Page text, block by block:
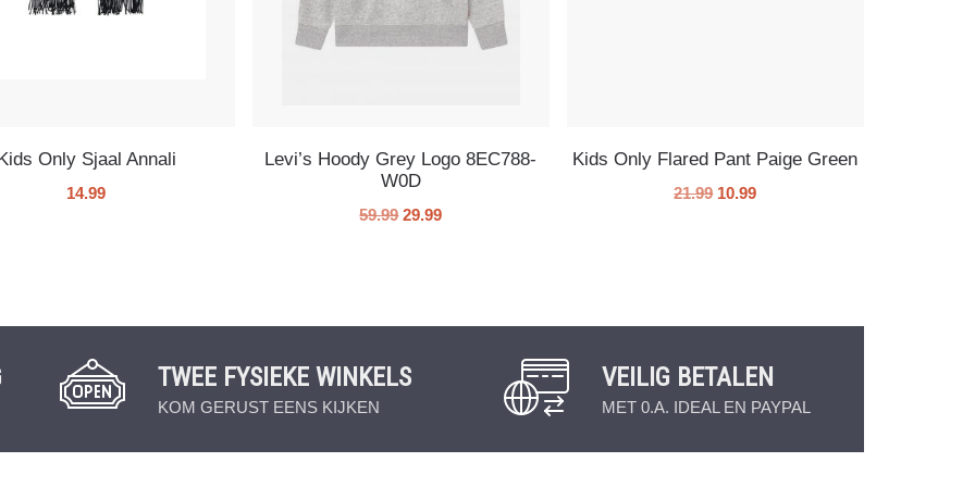
Only Sjaal Annali
14.99
Levi’s Hoody Grey Logo 8EC788-
W0D
59.99 29.99
Kids Only Flared Pant Paige Green
21.99 10.99
TWEE FYSIEKE WINKELS
KOM GERUST EENS KIJKEN
VEILIG BETALEN
MET 0.A. IDEAL EN PAYPAL